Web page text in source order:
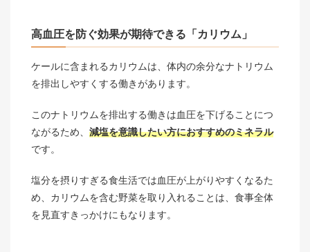
高血圧を防ぐ効果が期待できる「カリウム」
ケールに含まれるカリウムは、体内の余分なナトリウム
を排出しやすくする働きがあります。
このナトリウムを排出する働きは血圧を下げることにつ
ながるため、 減塩を意識したい方におすすめのミネラル
です。
塩分を摂りすぎる食生活では血圧が上がりやすくなるた
め、カリウムを含む野菜を取り入れることは、食事全体
を見直すきっかけにもなります。